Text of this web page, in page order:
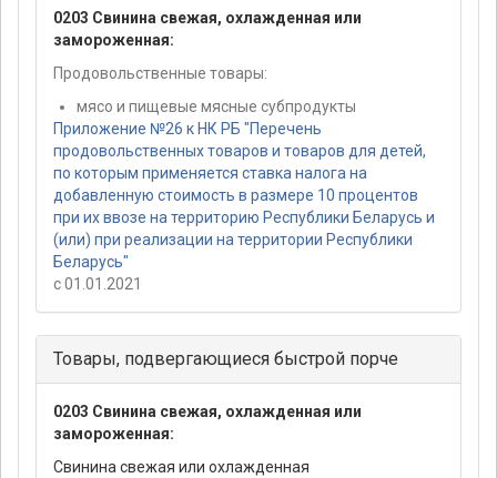
0203 Свинина свежая, охлажденная или
замороженная:
Продовольственные товары:
мясо и пищевые мясные субпродукты
Приложение №26 к НК РБ "Перечень
продовольственных товаров и товаров для детей,
по которым применяется ставка налога на
добавленную стоимость в размере 10 процентов
при их ввозе на территорию Республики Беларусь и
(или) при реализации на территории Республики
Беларусь"
с 01.01.2021
Товары, подвергающиеся быстрой порче
0203 Свинина свежая, охлажденная или
замороженная:
Свинина свежая или охлажденная